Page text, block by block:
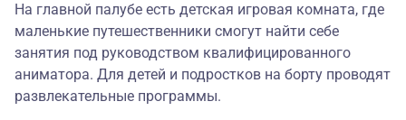
На главной палубе есть детская игровая комната, где
маленькие путешественники смогут найти себе
занятия под руководством квалифицированного
аниматора. Для детей и подростков на борту проводят
развлекательные программы.